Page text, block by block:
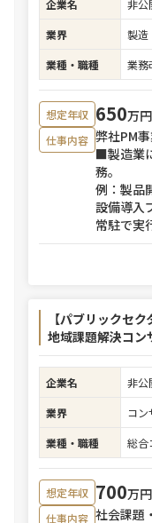
企業名
非公
業界
製造
業種・職種
業務
想定年収 650万
仕事内容 弊社PM
■製造業
務。
例：製品
設備導入
常駐で実
【パブリックセ
地域課題解決コン
企業名
非公
業界
コン
業種・職種
総合
想定年収 700万
仕事内容 社会課題